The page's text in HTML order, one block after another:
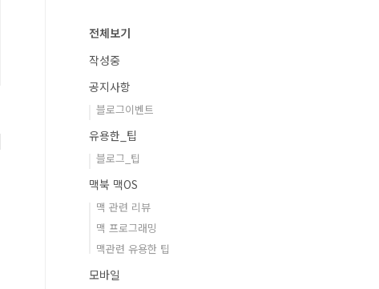
전체보기
작성중
공지사항
블로그이벤트
유용한_팁
블로그_팁
맥북 맥OS
맥 관련 리뷰
맥 프로그래밍
맥관련 유용한 팁
모바일